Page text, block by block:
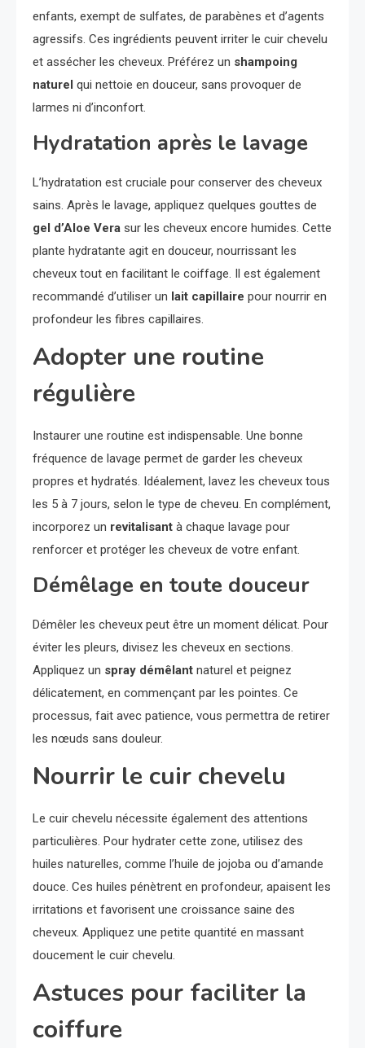
enfants, exempt de sulfates, de parabènes et d’agents
agressifs. Ces ingrédients peuvent irriter le cuir chevelu
et assécher les cheveux. Préférez un shampoing
naturel qui nettoie en douceur, sans provoquer de
larmes ni d’inconfort.
Hydratation après le lavage
L’hydratation est cruciale pour conserver des cheveux
sains. Après le lavage, appliquez quelques gouttes de
gel d’Aloe Vera sur les cheveux encore humides. Cette
plante hydratante agit en douceur, nourrissant les
cheveux tout en facilitant le coiffage. Il est également
recommandé d’utiliser un lait capillaire pour nourrir en
profondeur les fibres capillaires.
Adopter une routine
régulière
Instaurer une routine est indispensable. Une bonne
fréquence de lavage permet de garder les cheveux
propres et hydratés. Idéalement, lavez les cheveux tous
les 5 à 7 jours, selon le type de cheveu. En complément,
incorporez un revitalisant à chaque lavage pour
renforcer et protéger les cheveux de votre enfant.
Démêlage en toute douceur
Démêler les cheveux peut être un moment délicat. Pour
éviter les pleurs, divisez les cheveux en sections.
Appliquez un spray démêlant naturel et peignez
délicatement, en commençant par les pointes. Ce
processus, fait avec patience, vous permettra de retirer
les nœuds sans douleur.
Nourrir le cuir chevelu
Le cuir chevelu nécessite également des attentions
particulières. Pour hydrater cette zone, utilisez des
huiles naturelles, comme l’huile de jojoba ou d’amande
douce. Ces huiles pénètrent en profondeur, apaisent les
irritations et favorisent une croissance saine des
cheveux. Appliquez une petite quantité en massant
doucement le cuir chevelu.
Astuces pour faciliter la
coiffure